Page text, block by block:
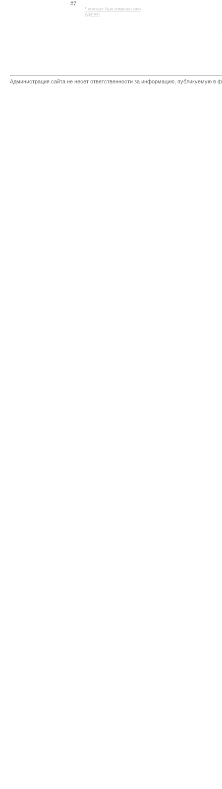
#7
* контакт был изменен или
удален
Администрация сайта не несет ответственности за информацию, публикуемую